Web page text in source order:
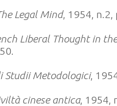
Legal Mind, 1954, n.2,
Liberal Thought in
Studii Metodologici,
cinese antica, 1954,